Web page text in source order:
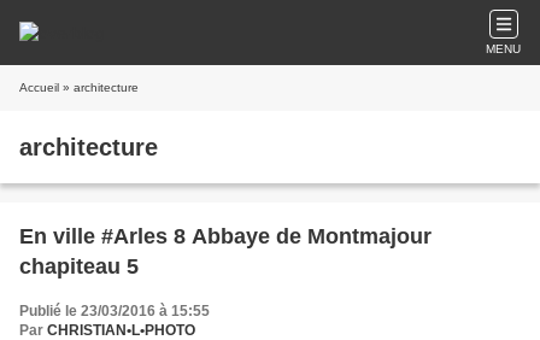
MENU
Accueil » architecture
architecture
En ville #Arles 8 Abbaye de Montmajour
chapiteau 5
Publié le 23/03/2016 à 15:55
Par CHRISTIAN•L•PHOTO